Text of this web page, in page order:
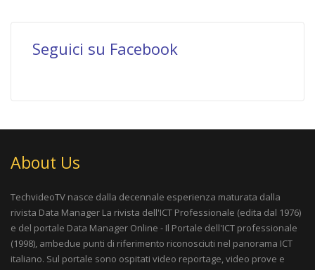
Seguici su Facebook
About Us
TechvideoTV nasce dalla decennale esperienza maturata dalla
rivista Data Manager La rivista dell'ICT Professionale (edita dal 1976)
e del portale Data Manager Online - Il Portale dell'ICT professionale
(1998), ambedue punti di riferimento riconosciuti nel panorama ICT
italiano. Sul portale sono ospitati video reportage, video prove e